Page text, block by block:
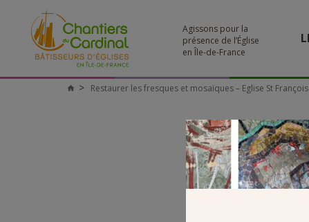
Agissons pour la
présence de l’Église
en Île-de-France
Chantiers
Restaurer les fresques et mosaïques – Eglise St François